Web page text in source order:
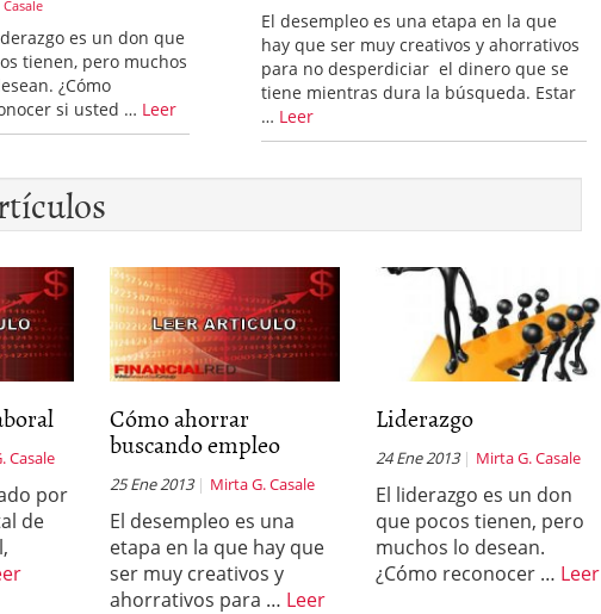
es un don que
tienen, pero muchos
¿Cómo
si usted … Leer
El desempleo es una etapa en la que
hay que ser muy creativos y ahorrativos
para no desperdiciar el dinero que se
tiene mientras dura la búsqueda. Estar
… Leer
Casale
por
de
Cómo ahorrar
buscando empleo
25 Ene 2013 Mirta G. Casale
El desempleo es una
etapa en la que hay que
ser muy creativos y
ahorrativos para … Leer
Liderazgo
24 Ene 2013 Mirta G. Casale
El liderazgo es un don
que pocos tienen, pero
muchos lo desean.
¿Cómo reconocer … Leer